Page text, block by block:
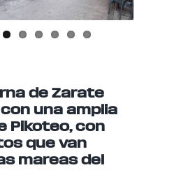
de Zarate
una amplia
Pikoteo, con
que van
mareas del